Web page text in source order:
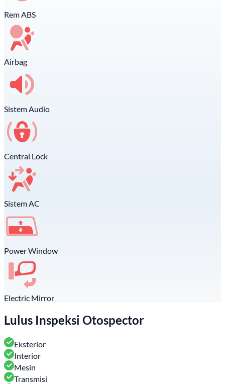
Rem ABS
Airbag
Sistem Audio
Central Lock
Sistem AC
Power Window
Electric Mirror
Lulus Inspeksi Otospector
Eksterior
Interior
Mesin
Transmisi